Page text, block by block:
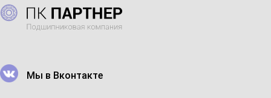
Мы в Вконтакте